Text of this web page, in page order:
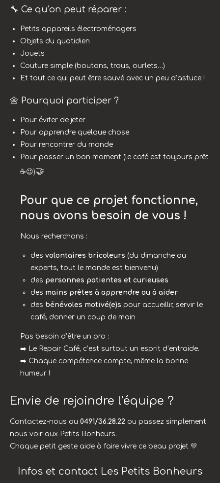
🔧 Ce qu’on peut réparer :
Petits appareils électroménagers
Objets du quotidien
Jouets
Couture simple (boutons, trous, ourlets…)
Et tout ce qui peut être sauvé avec un peu d’astuce !
🌼 Pourquoi participer ?
Pour éviter de jeter
Pour apprendre quelque chose
Pour rencontrer du monde
Pour passer un bon moment (le café est toujours prêt
☕😉)🤝
Pour que ce projet fonctionne,
nous avons besoin de vous !
Nous recherchons :
des volontaires bricoleurs (du dimanche ou
experts, tout le monde est bienvenu)
des personnes patientes et curieuses
des mains prêtes à apprendre ou à aider
des bénévoles motivé(e)s pour accueillir, servir le
café, donner un coup de main
Pas besoin d’être un pro :
➡️ Le Repair Café, c’est surtout un esprit d’entraide.
➡️ Chaque compétence compte, même la bonne
humeur !
Envie de rejoindre l’équipe ?
Contactez-nous au 0491/36.28.22 ou passez simplement
nous voir aux Petits Bonheurs.
Chaque petit geste aide à faire vivre ce beau projet 💛
Infos et contact Les Petits Bonheurs